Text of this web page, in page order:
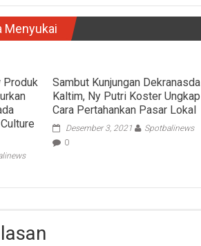
Menyukai
Produk
Sambut Kunjungan Dekranasda
Kaltim, Ny Putri Koster Ungkap
Cara Pertahankan Pasar Lokal
Desember 3, 2021
Spotbalinews
0